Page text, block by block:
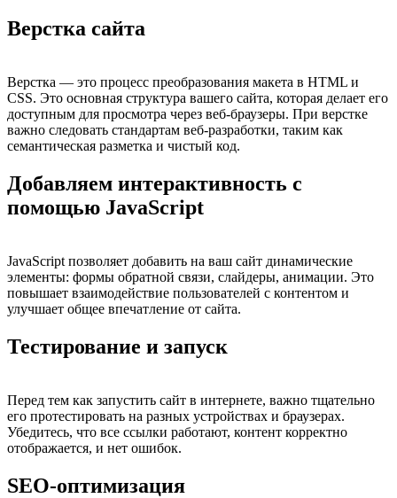
Верстка сайта
Верстка — это процесс преобразования макета в HTML и
CSS. Это основная структура вашего сайта, которая делает его
доступным для просмотра через веб-браузеры. При верстке
важно следовать стандартам веб-разработки, таким как
семантическая разметка и чистый код.
Добавляем интерактивность с
помощью JavaScript
JavaScript позволяет добавить на ваш сайт динамические
элементы: формы обратной связи, слайдеры, анимации. Это
повышает взаимодействие пользователей с контентом и
улучшает общее впечатление от сайта.
Тестирование и запуск
Перед тем как запустить сайт в интернете, важно тщательно
его протестировать на разных устройствах и браузерах.
Убедитесь, что все ссылки работают, контент корректно
отображается, и нет ошибок.
SEO-оптимизация